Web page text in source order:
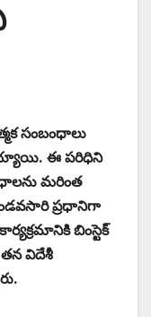
సంబంధాలు
ఈ పరిధిని
మరింత
ప్రధానిగా
బింస్టెక్‌
విదేశీ